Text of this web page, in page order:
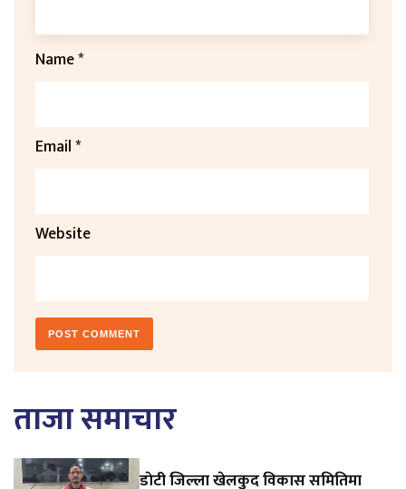
Name*
Email*
Website
ताजा समाचार
डाेटी जिल्ला खेलकुद विकास समितिमा